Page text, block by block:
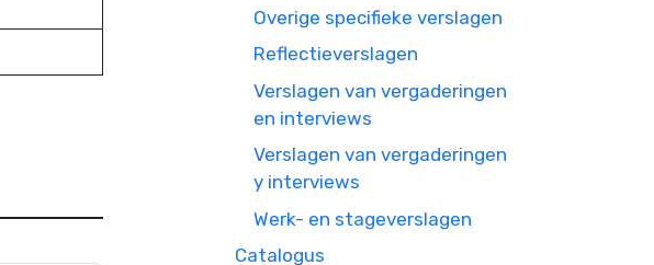
Overige specifieke verslagen
Reflectieverslagen
Verslagen van vergaderingen
en interviews
Verslagen van vergaderingen
y interviews
Werk- en stageverslagen
Catalogus